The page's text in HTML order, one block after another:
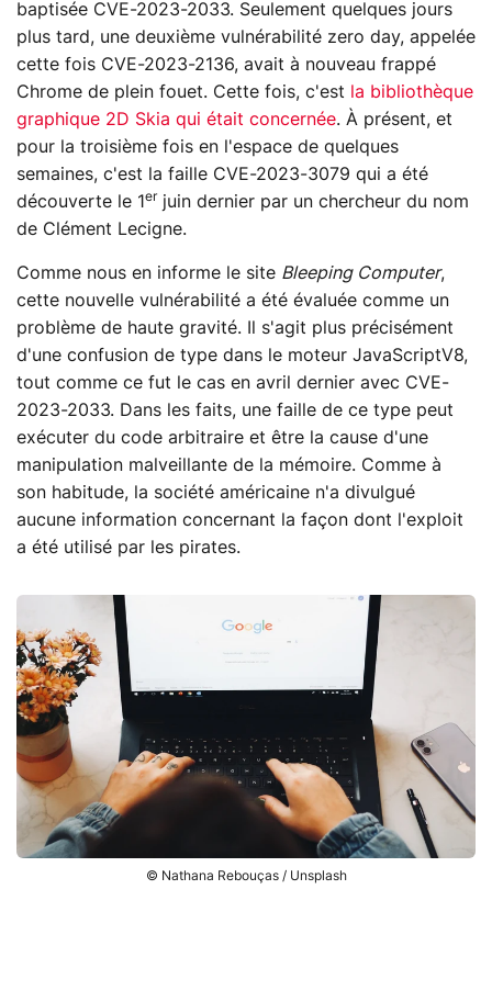
baptisée CVE-2023-2033. Seulement quelques jours
plus tard, une deuxième vulnérabilité zero day, appelée
cette fois CVE-2023-2136, avait à nouveau frappé
Chrome de plein fouet. Cette fois, c'est
la bibliothèque
graphique 2D Skia qui était concernée. À présent, et
pour la troisième fois en l'espace de quelques
semaines, c'est la faille CVE-2023-3079 qui a été
découverte le 1 er juin dernier par un chercheur du nom
de Clément Lecigne.
Comme nous en informe le site Bleeping Computer,
cette nouvelle vulnérabilité a été évaluée comme un
problème de haute gravité. Il s'agit plus précisément
d'une confusion de type dans le moteur JavaScriptV8,
tout comme ce fut le cas en avril dernier avec CVE-
2023-2033. Dans les faits, une faille de ce type peut
exécuter du code arbitraire et être la cause d'une
manipulation malveillante de la mémoire. Comme à
son habitude, la société américaine n'a divulgué
aucune information concernant la façon dont l'exploit
a été utilisé par les pirates.
© Nathana Rebouças / Unsplash